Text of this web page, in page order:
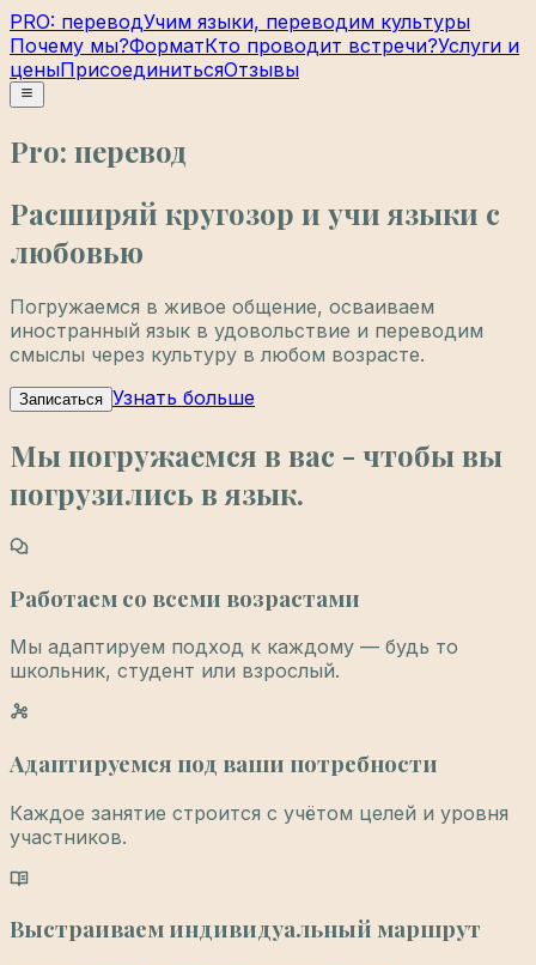
PRO: переводУчим языки, переводим культуры
Почему мы?ФорматКто проводит встречи?Услуги и
ценыПрисоединитьсяОтзывы
Pro: перевод
Расширяй кругозор и учи языки с
любовью
Погружаемся в живое общение, осваиваем
иностранный язык в удовольствие и переводим
смыслы через культуру в любом возрасте.
Записаться Узнать больше
Мы погружаемся в вас - чтобы вы
погрузились в язык.
Работаем со всеми возрастами
Мы адаптируем подход к каждому — будь то
школьник, студент или взрослый.
Адаптируемся под ваши потребности
Каждое занятие строится с учётом целей и уровня
участников.
Выстраиваем индивидуальный маршрут